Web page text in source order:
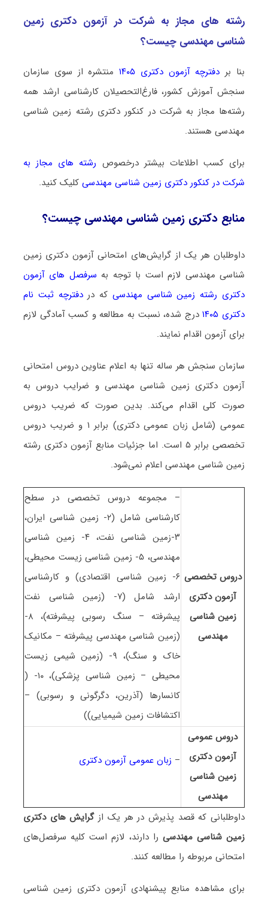
رشته­ های مجاز به شرکت در آزمون دکتری زمین
شناسی ﻣﻬﻨﺪسی چیست؟
بنا بر دفترچه آزمون دکتری ۱۴۰۵
منتشره از سوی سازمان
سنجش آموزش کشور، فارغ‌التحصیلان کارشناسی ارشد همه
رشته‌ها مجاز به شرکت در کنکور دکتری رشته زمین شناسی
ﻣﻬﻨﺪسی هستند.
برای کسب اطلاعات بیشتر درخصوص رشته های مجاز به
شرکت در کنکور دکتری زمین شناسی ﻣﻬﻨﺪسیکلیک کنید.
منابع دکتری زمین شناسی ﻣﻬﻨﺪسی چیست؟
داوطلبان هر یک از گرایش‌های امتحانی آزمون دکتری زمین
شناسی ﻣﻬﻨﺪسی لازم است با توجه به سرفصل های آزمون
دکتری رشته زمین شناسی ﻣﻬﻨﺪسی که در دفترچه ثبت نام
دکتری ۱۴۰۵
درج شده، نسبت به مطالعه و کسب آمادگی لازم
برای آزمون اقدام نمایند.
سازمان سنجش هر ساله تنها به اعلام عناوین دروس امتحانی
آزمون دکتری زمین شناسی ﻣﻬﻨﺪسی و ضرایب دروس به
صورت کلی اقدام می‌کند. بدین صورت که ضریب دروس
عمومی (شامل زبان عمومی دکتری) برابر ۱ و ضریب دروس
تخصصی برابر ۵ است. اما جزئیات منابع آزمون دکتری رشته
زمین شناسی ﻣﻬﻨﺪسی اعلام نمی‌شود.
دروس تخصصی
آزمون دکتری
زمین شناسی
ﻣﻬﻨﺪسی
– مجموعه دروس تخصصی در سطح
کارشناسی شامل (۲- زمین شناسی ایران،
۳-زمین شناسی نفت، ۴- زمین شناسی
مهندسی، ۵- زمین شناسی زیست محیطی،
۶- زمین شناسی اقتصادی) و کارشناسی
ارشد شامل (۷- (زمین شناسی نفت
پیشرفته – سنگ رسوبی پیشرفته)، ۸-
(زمین شناسی مهندسی پیشرفته – مکانیک
خاک و سنگ)، ۹- (زمین شیمی زیست
محیطی – زمین شناسی پزشکی)، ۱۰- (
کانسارها (آذرین، دگرگونی و رسوبی) –
اکتشافات زمین شیمیایی))
دروس عمومی
آزمون دکتری
زمین شناسی
ﻣﻬﻨﺪسی
– زبان عمومی آزمون دکتری
داوطلبانی که قصد پذیرش در هر یک از گرایش های دکتری
زمین شناسی ﻣﻬﻨﺪسی را دارند، لازم است کلیه سرفصل‌های
امتحانی مربوطه را مطالعه کنند.
برای مشاهده منابع پیشنهادی آزمون دکتری زمین شناسی